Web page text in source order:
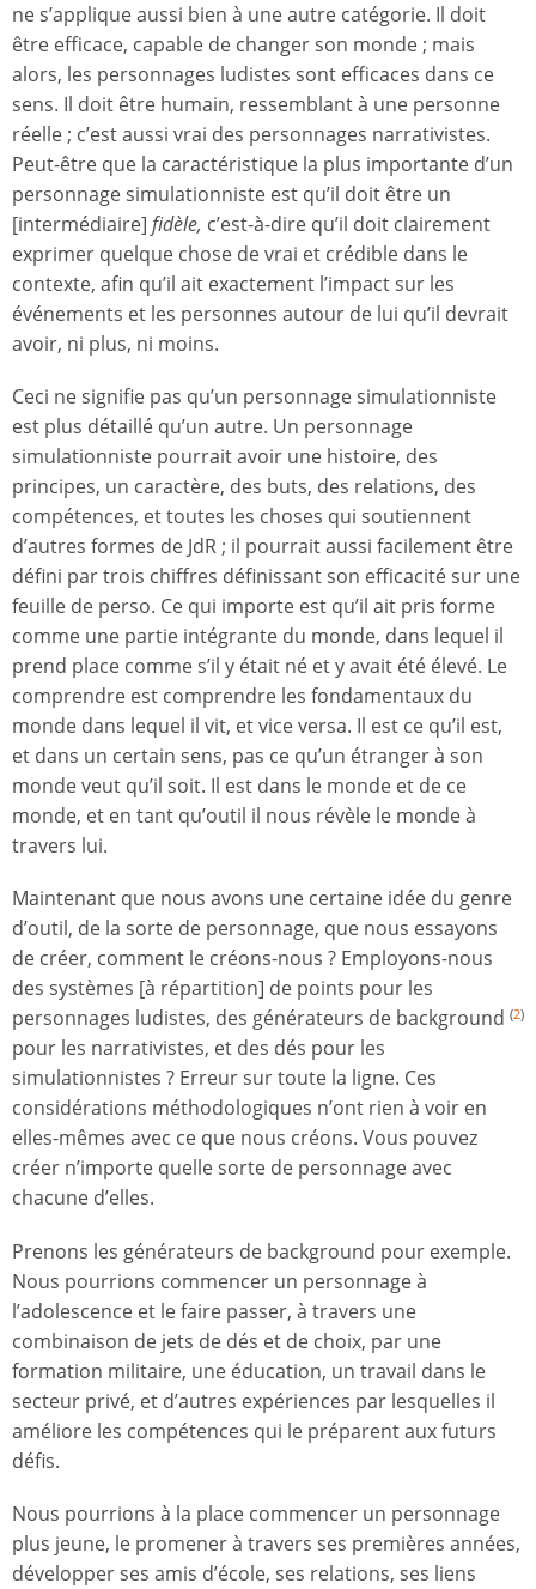
ne s’applique aussi bien à une autre catégorie. Il doit
être efficace, capable de changer son monde ; mais
alors, les personnages ludistes sont efficaces dans ce
sens. Il doit être humain, ressemblant à une personne
réelle ; c’est aussi vrai des personnages narrativistes.
Peut-être que la caractéristique la plus importante d’un
personnage simulationniste est qu’il doit être un
[intermédiaire] fidèle, c’est-à-dire qu’il doit clairement
exprimer quelque chose de vrai et crédible dans le
contexte, afin qu’il ait exactement l’impact sur les
événements et les personnes autour de lui qu’il devrait
avoir, ni plus, ni moins.
Ceci ne signifie pas qu’un personnage simulationniste
est plus détaillé qu’un autre. Un personnage
simulationniste pourrait avoir une histoire, des
principes, un caractère, des buts, des relations, des
compétences, et toutes les choses qui soutiennent
d’autres formes de JdR ; il pourrait aussi facilement être
défini par trois chiffres définissant son efficacité sur une
feuille de perso. Ce qui importe est qu’il ait pris forme
comme une partie intégrante du monde, dans lequel il
prend place comme s’il y était né et y avait été élevé. Le
comprendre est comprendre les fondamentaux du
monde dans lequel il vit, et vice versa. Il est ce qu’il est,
et dans un certain sens, pas ce qu’un étranger à son
monde veut qu’il soit. Il est dans le monde et de ce
monde, et en tant qu’outil il nous révèle le monde à
travers lui.
Maintenant que nous avons une certaine idée du genre
d’outil, de la sorte de personnage, que nous essayons
de créer, comment le créons-nous ? Employons-nous
des systèmes [à répartition] de points pour les
personnages ludistes, des générateurs de background (2)
pour les narrativistes, et des dés pour les
simulationnistes ? Erreur sur toute la ligne. Ces
considérations méthodologiques n’ont rien à voir en
elles-mêmes avec ce que nous créons. Vous pouvez
créer n’importe quelle sorte de personnage avec
chacune d’elles.
Prenons les générateurs de background pour exemple.
Nous pourrions commencer un personnage à
l’adolescence et le faire passer, à travers une
combinaison de jets de dés et de choix, par une
formation militaire, une éducation, un travail dans le
secteur privé, et d’autres expériences par lesquelles il
améliore les compétences qui le préparent aux futurs
défis.
Nous pourrions à la place commencer un personnage
plus jeune, le promener à travers ses premières années,
développer ses amis d’école, ses relations, ses liens